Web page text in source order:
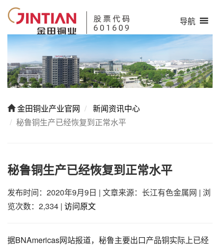
导航
金田铜业产业官网
新闻资讯中心
秘鲁铜生产已经恢复到正常水平
秘鲁铜生产已经恢复到正常水平
发布时间：2020年9月9日 | 文章来源：长江有色金属网 | 浏
览次数：2,334 | 访问原文
据BNAmericas网站报道，秘鲁主要出口产品铜实际上已经